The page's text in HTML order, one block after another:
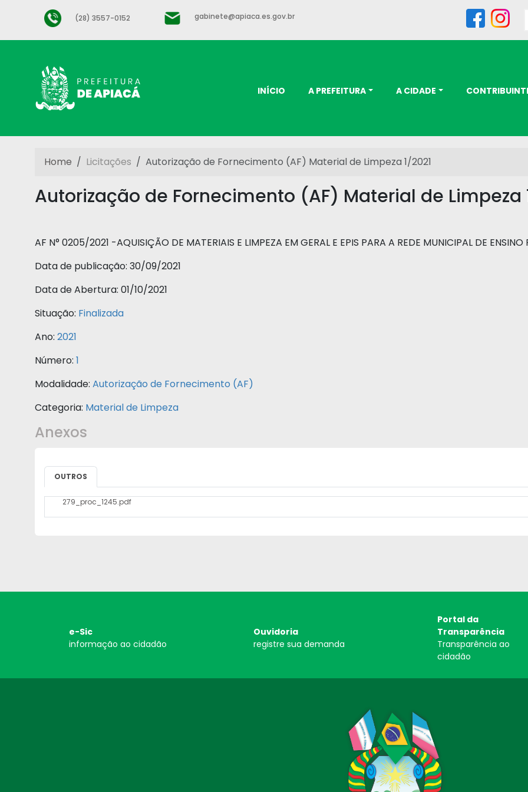
(28) 3557-0152 gabinete@apiaca.es.gov.br
INÍCIO A PREFEITURA A CIDADE
Home Licitações Autorização de Fornecimento (AF) Material de Limpeza 1/2021
Autorização de Fornecimento (AF) Material de Limpeza
AF N° 0205/2021 -AQUISIÇÃO DE MATERIAIS E LIMPEZA EM GERAL E EPIS PARA A REDE MUNICIPAL DE
Data de publicação: 30/09/2021
Data de Abertura: 01/10/2021
Situação: Finalizada
Ano: 2021
Número: 1
Modalidade: Autorização de Fornecimento (AF)
Categoria: Material de Limpeza
Anexos
OUTROS
279_proc_1245.pdf
e-Sic
informação ao cidadão
Ouvidoria
registre sua demanda
Portal da
Transparência
Transparência ao
cidadão